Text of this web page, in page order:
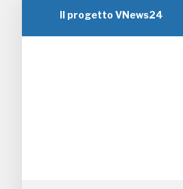
Il progetto VNews24